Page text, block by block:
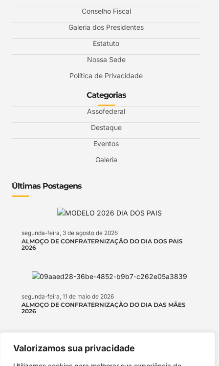
Valorizamos sua privacidade
Conselho Fiscal
Galeria dos Presidentes
Estatuto
Nossa Sede
Política de Privacidade
Categorias
Assofederal
Destaque
Eventos
Galeria
Últimas Postagens
segunda-feira, 3 de agosto de 2026
ALMOÇO DE CONFRATERNIZAÇÃO DO DIA DOS PAIS
2026
segunda-feira, 11 de maio de 2026
ALMOÇO DE CONFRATERNIZAÇÃO DO DIA DAS MÃES
2026